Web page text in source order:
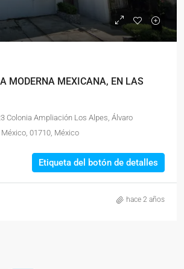
MODERNA MEXICANA, EN LAS
Colonia Ampliación Los Alpes, Álvaro
01710, México
Etiqueta del botón de detalles
hace 2 años